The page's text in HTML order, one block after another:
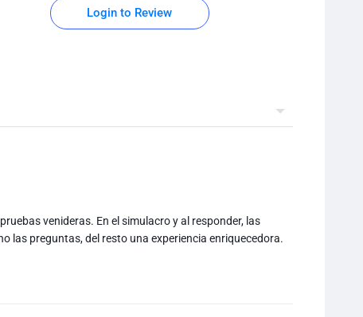
Login to Review
venideras. En el simulacro y al responder, las
las preguntas, del resto una experiencia enriquecedora.